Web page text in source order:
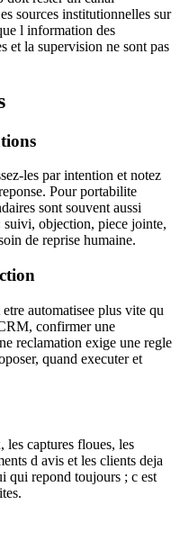
sources institutionnelles sur
l information des
et la supervision ne sont pas
les par intention et notez
Pour portabilite
sont souvent aussi
objection, piece jointe,
de reprise humaine.
automatisee plus vite qu
confirmer une
reclamation exige une regle
quand executer et
les captures floues, les
d avis et les clients deja
qui repond toujours ; c est